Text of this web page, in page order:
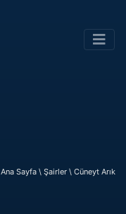
Ana Sayfa \ Şairler \ Cüneyt Arık